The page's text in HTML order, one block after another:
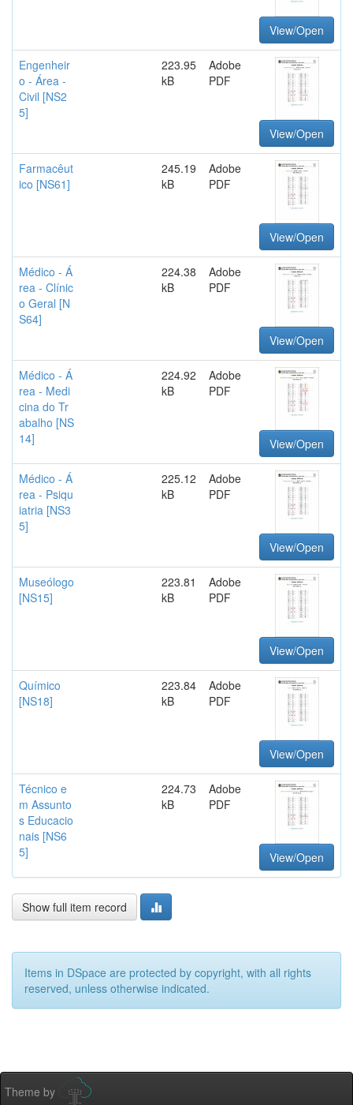
View/Open
Engenheir
o - Área -
Civil [NS2
5]
223.95
kB
Adobe
PDF
View/Open
Farmacêut
ico [NS61]
245.19
kB
Adobe
PDF
View/Open
Médico - Á
rea - Clínic
o Geral [N
S64]
224.38
kB
Adobe
PDF
View/Open
Médico - Á
rea - Medi
cina do Tr
abalho [NS
14]
224.92
kB
Adobe
PDF
View/Open
Médico - Á
rea - Psiqu
iatria [NS3
5]
225.12
kB
Adobe
PDF
View/Open
Museólogo
[NS15]
223.81
kB
Adobe
PDF
View/Open
Químico
[NS18]
223.84
kB
Adobe
PDF
View/Open
Técnico e
m Assunto
s Educacio
nais [NS6
5]
224.73
kB
Adobe
PDF
View/Open
Show full item record
Items in DSpace are protected by copyright, with all rights
reserved, unless otherwise indicated.
Theme by